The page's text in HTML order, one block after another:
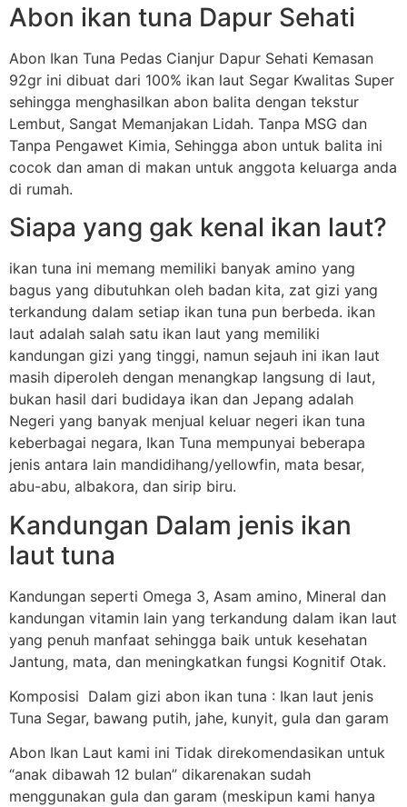
Abon ikan tuna Dapur Sehati
Abon Ikan Tuna Pedas Cianjur Dapur Sehati Kemasan
92gr ini dibuat dari 100% ikan laut Segar Kwalitas Super
sehingga menghasilkan abon balita dengan tekstur
Lembut, Sangat Memanjakan Lidah. Tanpa MSG dan
Tanpa Pengawet Kimia, Sehingga abon untuk balita ini
cocok dan aman di makan untuk anggota keluarga anda
di rumah.
Siapa yang gak kenal ikan laut?
ikan tuna ini memang memiliki banyak amino yang
bagus yang dibutuhkan oleh badan kita, zat gizi yang
terkandung dalam setiap ikan tuna pun berbeda. ikan
laut adalah salah satu ikan laut yang memiliki
kandungan gizi yang tinggi, namun sejauh ini ikan laut
masih diperoleh dengan menangkap langsung di laut,
bukan hasil dari budidaya ikan dan Jepang adalah
Negeri yang banyak menjual keluar negeri ikan tuna
keberbagai negara, Ikan Tuna mempunyai beberapa
jenis antara lain mandidihang/yellowfin, mata besar,
abu-abu, albakora, dan sirip biru.
Kandungan Dalam jenis ikan
laut tuna
Kandungan seperti Omega 3, Asam amino, Mineral dan
kandungan vitamin lain yang terkandung dalam ikan laut
yang penuh manfaat sehingga baik untuk kesehatan
Jantung, mata, dan meningkatkan fungsi Kognitif Otak.
Komposisi Dalam gizi abon ikan tuna : Ikan laut jenis
Tuna Segar, bawang putih, jahe, kunyit, gula dan garam
Abon Ikan Laut kami ini Tidak direkomendasikan untuk
“anak dibawah 12 bulan” dikarenakan sudah
menggunakan gula dan garam (meskipun kami hanya